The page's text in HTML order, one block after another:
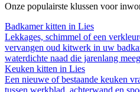
Onze populairste klussen voor
Badkamer kitten in Lies
Lekkages, schimmel of een
vervangen oud kitwerk in uw
waterdichte naad die jarenlang
Keuken kitten in Lies
Een nieuwe of bestaande keuken
tussen werkblad, achterwand en